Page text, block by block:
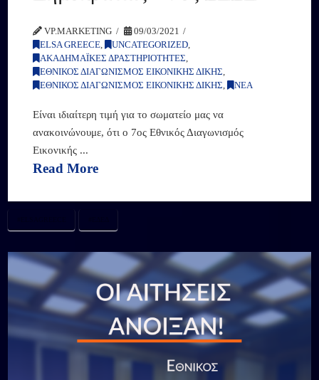
VP.MARKETING
09/03/2021
ELSA GREECE
UNCATEGORIZED
ΑΚΑΔΗΜΑΪΚΕΣ ΔΡΑΣΤΗΡΙΟΤΗΤΕΣ
ΕΘΝΙΚΟΣ ΔΙΑΓΩΝΙΣΜΟΣ ΕΙΚΟΝΙΚΗΣ ΔΙΚΗΣ
ΕΘΝΙΚΟΣ ΔΙΑΓΩΝΙΣΜΟΣ ΕΙΚΟΝΙΚΗΣ ΔΙΚΗΣ
ΝΕΑ
Είναι ιδιαίτερη τιμή για το σωματείο μας να
ανακοινώνουμε, ότι ο 7ος Εθνικός Διαγωνισμός
Εικονικής ...
Read More